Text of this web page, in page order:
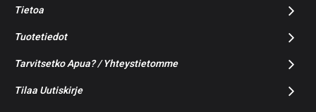
Tietoa
Tuotetiedot
Tarvitsetko Apua? / Yhteystietomme
Tilaa Uutiskirje